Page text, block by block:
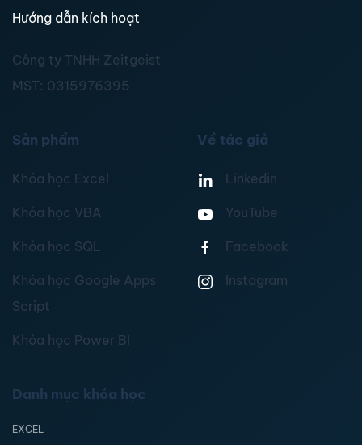
Hướng dẫn kích hoạt
Công ty TNHH Zeitgeist
MST: 0315976395
Sản phẩm
Khóa học Excel
Khóa học VBA
Khóa học SQL
Khóa học Google Apps
Script
Khóa học Power BI
Về tác giả
Linkedin
YouTube
Facebook
Instagram
Danh mục khóa học
EXCEL